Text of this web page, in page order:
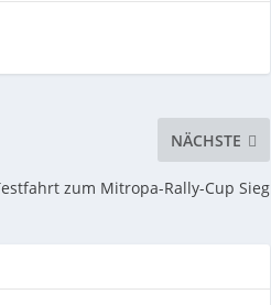
NÄCHSTE
zum Mitropa-Rally-Cup Sieg